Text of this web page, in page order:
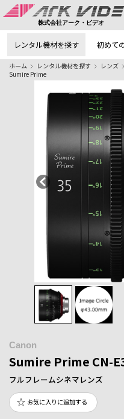
株式会社アーク・ビデオ
レンタル機材を探す 初めて
ホーム レンタル機材を探す レンズ
Sumire Prime
Canon
Sumire Prime CN-
フルフレームシネマレンズ
お気に入りに追加する